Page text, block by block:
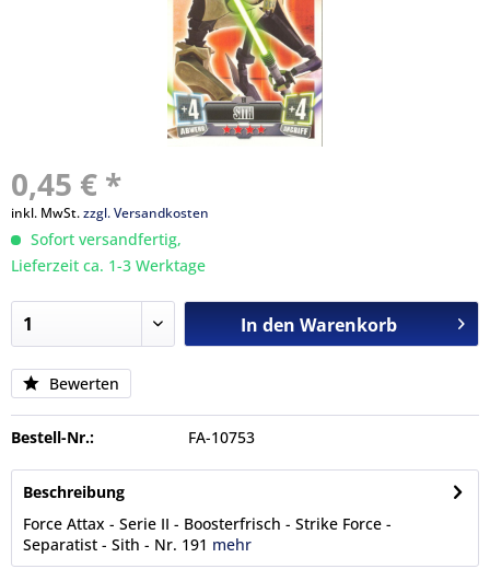
0,45 € *
inkl. MwSt.zzgl. Versandkosten
Sofort versandfertig,
Lieferzeit ca. 1-3 Werktage
In den Warenkorb
Bewerten
Bestell-Nr.: FA-10753
Beschreibung
Force Attax - Serie II - Boosterfrisch - Strike Force -
Separatist - Sith - Nr. 191 mehr